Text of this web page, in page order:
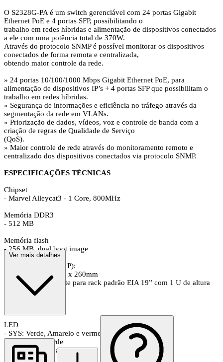
O S2328G-PA é um switch gerenciável com 24 portas Gigabit
Ethernet PoE e 4 portas SFP, possibilitando o
trabalho em redes híbridas e alimentação de dispositivos conectados
a ele com uma potência total de 370W.
Através do protocolo SNMP é possível monitorar os dispositivos
conectados de forma remota e centralizada,
obtendo maior controle da rede.
» 24 portas 10/100/1000 Mbps Gigabit Ethernet PoE, para
alimentação de dispositivos IP’s + 4 portas SFP que possibilitam o
trabalho em redes híbridas.
» Segurança de informações e eficiência no tráfego através da
segmentação da rede em VLANs.
» Priorização de dados, vídeos, voz e controle de banda com a
criação de regras de Qualidade de Serviço
(QoS).
» Maior controle de rede através do monitoramento remoto e
centralizado dos dispositivos conectados via protocolo SNMP.
ESPECIFICAÇÕES TÉCNICAS
Chipset
- Marvel Alleycat3 - 1 Core, 800MHz
Memória DDR3
- 512 MB
Memória flash
- 256 MB, dual boot image
Dimensões (L × A × P):
- 440mm × 43.6mm x 260mm
- Acompanha suporte para rack padrão EIA 19” com 1 U de altura
LED
- SYS: Verde, Amarelo e vermelho
- Port: Status Verde
- Mode: Verde e amarelo
Ver mais detalhes